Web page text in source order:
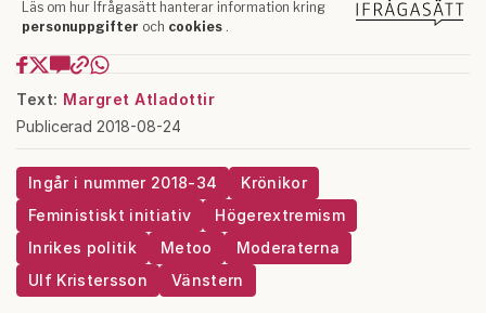
Text: Margret Atladottir
Publicerad 2018-08-24
Ingår i nummer 2018-34
Krönikor
Feministiskt initiativ
Högerextremism
Inrikes politik
Metoo
Moderaterna
Ulf Kristersson
Vänstern